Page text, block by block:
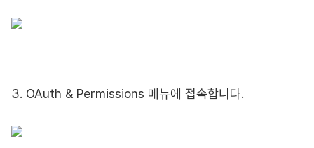
3. OAuth & Permissions 메뉴에 접속합니다.